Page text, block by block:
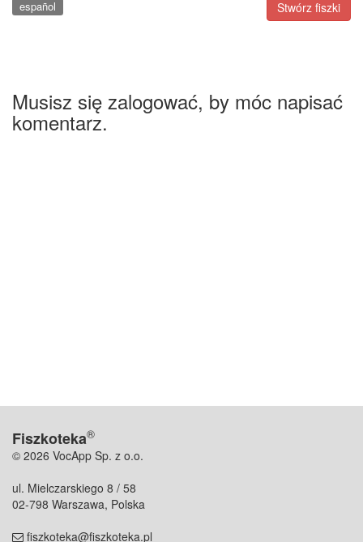
Stwórz fiszki
español
Musisz się zalogować, by móc napisać
komentarz.
Fiszkoteka®
© 2026 VocApp Sp. z o.o.
ul. Mielczarskiego 8 / 58
02-798 Warszawa, Polska
fiszkoteka@fiszkoteka.pl